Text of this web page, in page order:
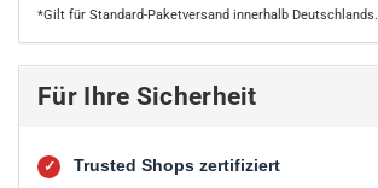
*Gilt für Standard-Paketversand innerhalb Deutschlands.
Für Ihre Sicherheit
✓ Trusted Shops zertifiziert